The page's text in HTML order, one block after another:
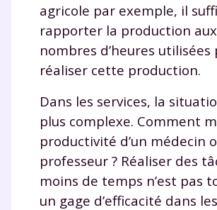
agricole par exemple, il
rapporter la production aux
nombres d’heures utilisées
réaliser cette production.
Dans les services, la
plus complexe. Comment
productivité d’un médecin
professeur ? Réaliser des
moins de temps n’est pas
un gage d’efficacité dans